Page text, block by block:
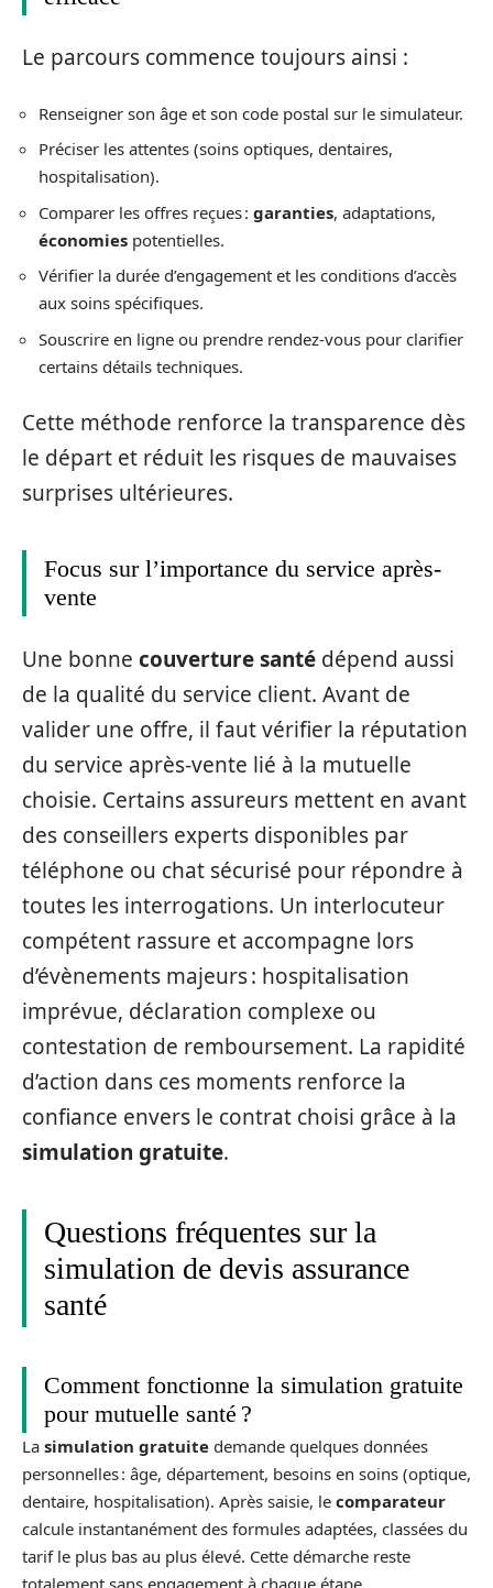
Le parcours commence toujours ainsi :
Renseigner son âge et son code postal sur le simulateur.
Préciser les attentes (soins optiques, dentaires,
hospitalisation).
Comparer les offres reçues : garanties, adaptations,
économies potentielles.
Vérifier la durée d’engagement et les conditions d’accès
aux soins spécifiques.
Souscrire en ligne ou prendre rendez-vous pour clarifier
certains détails techniques.
Cette méthode renforce la transparence dès
le départ et réduit les risques de mauvaises
surprises ultérieures.
Focus sur l’importance du service après-
vente
Une bonne couverture santé dépend aussi
de la qualité du service client. Avant de
valider une offre, il faut vérifier la réputation
du service après-vente lié à la mutuelle
choisie. Certains assureurs mettent en avant
des conseillers experts disponibles par
téléphone ou chat sécurisé pour répondre à
toutes les interrogations. Un interlocuteur
compétent rassure et accompagne lors
d’évènements majeurs : hospitalisation
imprévue, déclaration complexe ou
contestation de remboursement. La rapidité
d’action dans ces moments renforce la
confiance envers le contrat choisi grâce à la
simulation gratuite.
Questions fréquentes sur la
simulation de devis assurance
santé
Comment fonctionne la simulation gratuite
pour mutuelle santé ?
La simulation gratuite demande quelques données
personnelles : âge, département, besoins en soins (optique,
dentaire, hospitalisation). Après saisie, le comparateur
calcule instantanément des formules adaptées, classées du
tarif le plus bas au plus élevé. Cette démarche reste
totalement sans engagement à chaque étape.